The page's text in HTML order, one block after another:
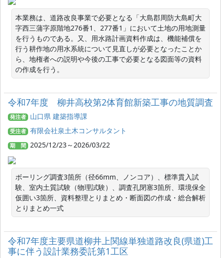
本業務は、道路改良事業で必要となる「大島郡周防大島町大
字西三蒲字原階地276番1、277番1」において土地の用地測量
を行うものである。又、用水路計画資料作成は、機能補償を
行う耕作地の用水系統について見直しが必要となったことか
ら、地権者への説明や今後の工事で必要となる図面等の資料
の作成を行う。
令和7年度 柳井高校第2体育館新築工事の地質調査
発注者 山口県 建築指導課
受注者 有限会社泉土木コンサルタント
期 間 2025/12/23～2026/03/22
ボーリング調査3箇所（径66mm、ノンコア）、標準貫入試
験、室内土質試験（物理試験）、調査孔閉塞3箇所、環境保全
仮囲い3箇所、資料整理とりまとめ・断面図の作成・総合解析
とりまとめ一式
令和7年度主要県道柳井上関線単独道路改良(県道)工
事に伴う設計業務委託第1工区